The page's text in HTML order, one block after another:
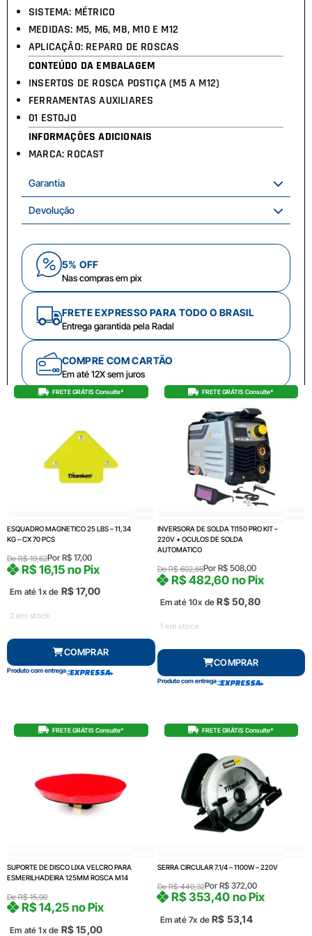
SISTEMA: MÉTRICO
MEDIDAS: M5, M6, M8, M10 E M12
APLICAÇÃO: REPARO DE ROSCAS
CONTEÚDO DA EMBALAGEM
INSERTOS DE ROSCA POSTIÇA (M5 A M12)
FERRAMENTAS AUXILIARES
01 ESTOJO
INFORMAÇÕES ADICIONAIS
MARCA: ROCAST
Garantia
Devolução
5% OFF
Nas compras em pix
FRETE EXPRESSO PARA TODO O BRASIL
Entrega garantida pela Radal
COMPRE COM CARTÃO
Em até 12X sem juros
FRETE GRÁTIS Consulte*
ESQUADRO MAGNETICO 25 LBS – 11,34
KG – CX 70 PCS
DeR$19,62Por R$ 17,00
Em até 1x de R$17,00
R$16,15 no Pix
2 em stock
COMPRAR
Produto com entrega
FRETE GRÁTIS Consulte*
INVERSORA DE SOLDA TI150 PRO KIT –
220V + OCULOS DE SOLDA
AUTOMATICO
DeR$602,66Por R$508,00
Em até 10x de R$50,80
R$482,60 no Pix
1 em stock
COMPRAR
Produto com entrega
FRETE GRÁTIS Consulte*
SUPORTE DE DISCO LIXA VELCRO PARA
ESMERILHADEIRA 125MM ROSCA M14
DeR$15,00
Em até 1x de R$15,00
R$14,25 no Pix
FRETE GRÁTIS Consulte*
SERRA CIRCULAR 7.1/4 – 1100W – 220V
DeR$440,32Por R$372,00
Em até 7x deR$ 53,14
R$353,40 no Pix